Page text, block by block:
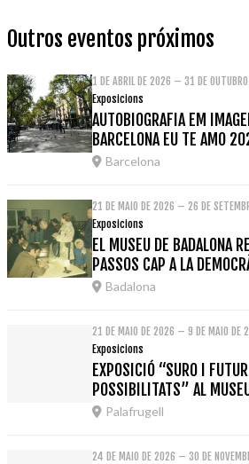
Outros eventos próximos
1 DE ABRIL DE 2026 – 31 DE
Exposicions
AUTOBIOGRAFIA EM
BARCELONA EU TE AMO
Barcelona
21 DE MAIO DE 2026 – 26 DE
Exposicions
EL MUSEU DE BADALONA
PASSOS CAP A LA
Badalona
21 DE MAIO DE 2026 – 9 DE MAIO DE
Exposicions
EXPOSICIÓ “SURO I
POSSIBILITATS” AL
Palafrugell
24 DE MAIO DE 2026 – 30 DE